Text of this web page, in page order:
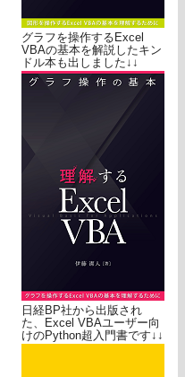
グラフを操作するExcel
VBAの基本を解説したキン
ドル本も出しました↓↓
日経BP社から出版され
た、Excel VBAユーザー向
けのPython超入門書です↓↓